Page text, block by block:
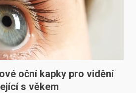
oční kapky pro vidění
s věkem